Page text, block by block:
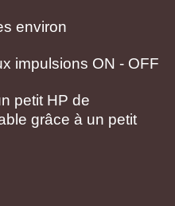
environ
impulsions ON - OFF
petit HP de
grâce à un petit